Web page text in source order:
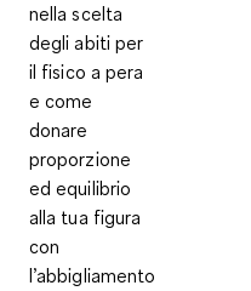
nella scelta
degli abiti per
il fisico a pera
e come
donare
proporzione
ed equilibrio
alla tua figura
con
l’abbigliamento